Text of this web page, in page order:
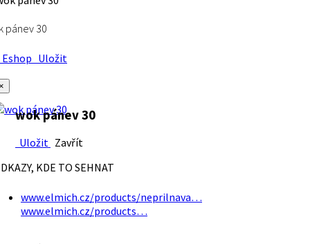
pánev 30
Uložit
wok pánev 30
Uložit Zavřít
KDE TO SEHNAT
www.elmich.cz/products/neprilnava…
www.elmich.cz/products…